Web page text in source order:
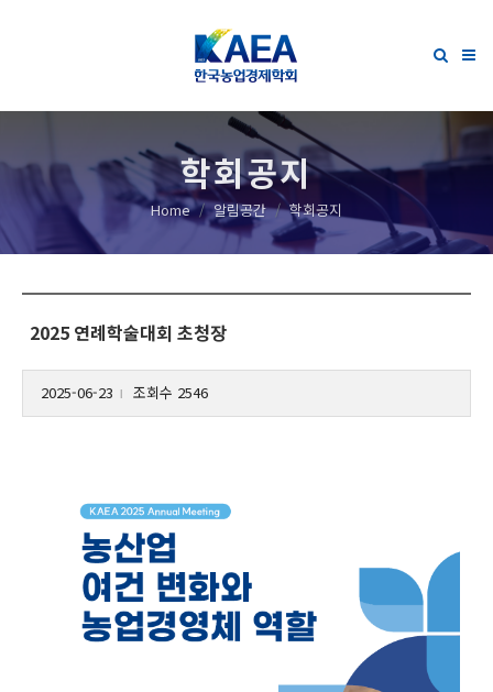
학회공지
Home 알림공간 학회공지
2025 연례학술대회 초청장
2025-06-23 l 조회수 2546